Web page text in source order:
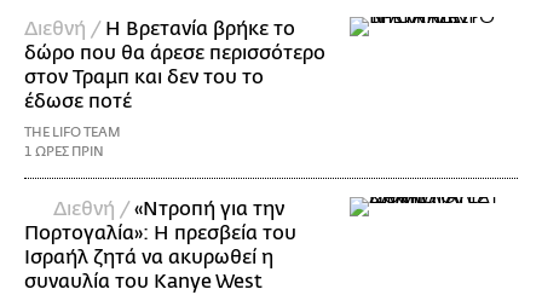
Διεθνή / Η Βρετανία βρήκε το
δώρο που θα άρεσε περισσότερο
στον Τραμπ και δεν του το
έδωσε ποτέ
THE LIFO TEAM
1 ΩΡΕΣ ΠΡΙΝ
Διεθνή /«Ντροπή για την
Πορτογαλία»: Η πρεσβεία του
Ισραήλ ζητά να ακυρωθεί η
συναυλία του Kanye West